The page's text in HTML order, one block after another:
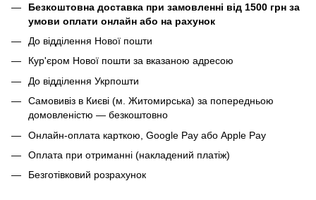
Безкоштовна доставка при замовленні від 1500 грн за
умови оплати онлайн або на рахунок
До відділення Нової пошти
Кур'єром Нової пошти за вказаною адресою
До відділення Укрпошти
Самовивіз в Києві (м. Житомирська) за попередньою
домовленістю — безкоштовно
Онлайн-оплата карткою, Google Pay або Apple Pay
Оплата при отриманні (накладений платіж)
Безготівковий розрахунок